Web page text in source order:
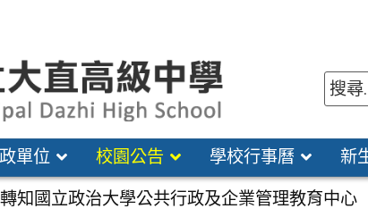
單位 校園公告 學校行事曆 新
轉知國立政治大學公共行政及企業管理教育中